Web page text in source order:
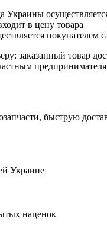
Украины
в цену товара
покупателем
заказанный товар
быструю
Украине
наценок